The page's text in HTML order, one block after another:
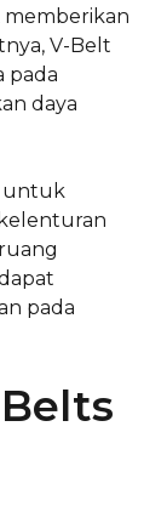
memberikan
V-Belt
pada
daya
untuk
pada